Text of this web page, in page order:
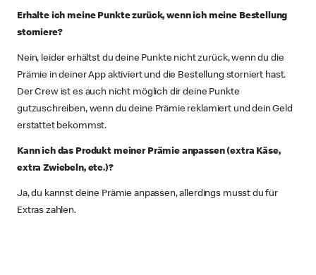
Erhalte ich meine Punkte zurück, wenn ich meine Bestellung
storniere?
Nein, leider erhältst du deine Punkte nicht zurück, wenn du die
Prämie in deiner App aktiviert und die Bestellung storniert hast.
Der Crew ist es auch nicht möglich dir deine Punkte
gutzuschreiben, wenn du deine Prämie reklamiert und dein Geld
erstattet bekommst.
Kann ich das Produkt meiner Prämie anpassen (extra Käse,
extra Zwiebeln, etc.)?
Ja, du kannst deine Prämie anpassen, allerdings musst du für
Extras zahlen.